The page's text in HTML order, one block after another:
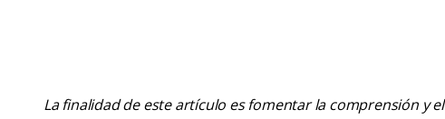
La finalidad de este artículo es fomentar la comprensión y